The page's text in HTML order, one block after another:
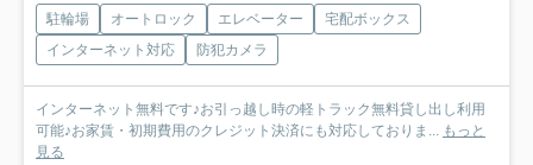
駐輪場 オートロック エレベーター
宅配ボックス
インターネット対応
防犯カメラ
インターネット無料です♪お引っ越し時の軽トラック無料貸し出し利用
可能♪お家賃・初期費用のクレジット決済にも対応しておりま... もっと
見る